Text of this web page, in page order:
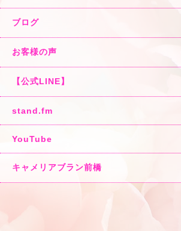
ブログ
お客様の声
【公式LINE】
stand.fm
YouTube
キャメリアブラン前橋